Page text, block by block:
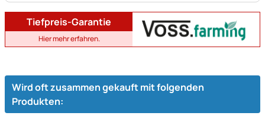
Tiefpreis-Garantie
Hier mehr erfahren.
Wird oft zusammen gekauft mit folgenden
Produkten: